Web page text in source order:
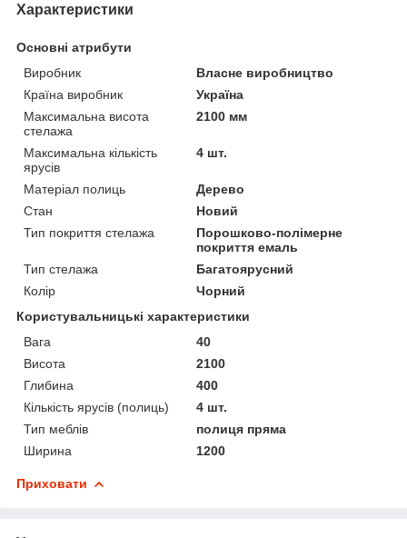
Характеристики
Основні атрибути
Виробник
Власне виробництво
Країна виробник
Україна
Максимальна висота
стелажа
2100 мм
Максимальна кількість
ярусів
4 шт.
Матеріал полиць
Дерево
Стан
Новий
Тип покриття стелажа
Порошково-полімерне
покриття емаль
Тип стелажа
Багатоярусний
Колір
Чорний
Користувальницькі характеристики
Вага
40
Висота
2100
Глибина
400
Кількість ярусів (полиць)
4 шт.
Тип меблів
полиця пряма
Ширина
1200
Приховати